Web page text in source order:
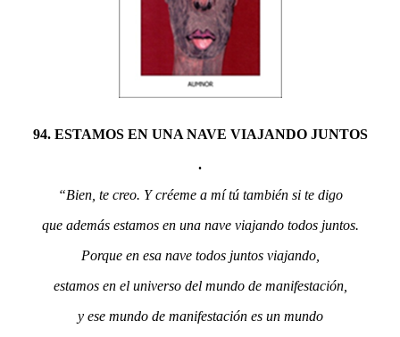
94. ESTAMOS EN UNA NAVE VIAJANDO JUNTOS
.
“Bien, te creo. Y créeme a mí tú también si te digo
que además estamos en una nave viajando todos juntos.
Porque en esa nave todos juntos viajando,
estamos en el universo del mundo de manifestación,
y ese mundo de manifestación es un mundo